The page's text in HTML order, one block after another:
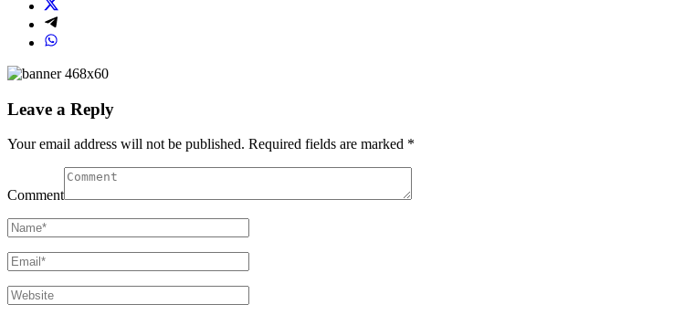
Leave a Reply
Your email address will not be published. Required fields are marked *
Comment